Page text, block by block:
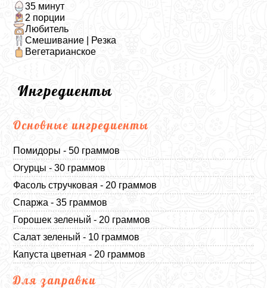
35 минут
2 порции
Любитель
Смешивание | Резка
Вегетарианское
Ингредиенты
Основные ингредиенты
Помидоры - 50 граммов
Огурцы - 30 граммов
Фасоль стручковая - 20 граммов
Спаржа - 35 граммов
Горошек зеленый - 20 граммов
Салат зеленый - 10 граммов
Капуста цветная - 20 граммов
Для заправки